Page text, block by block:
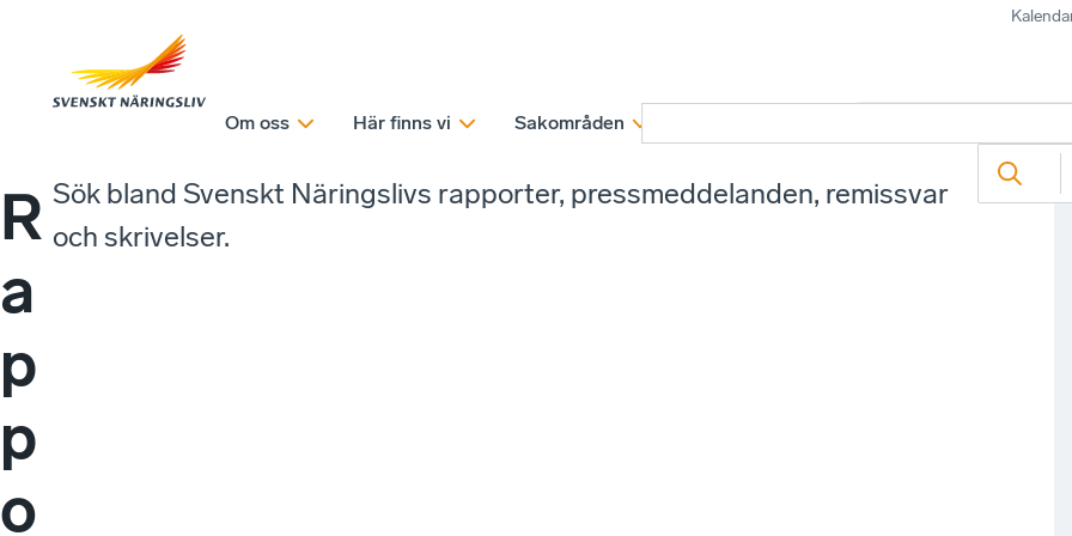
Om oss Här finns vi Sakområden
R
a
p
p
o
Sök bland Svenskt Näringslivs rapporter, pressmeddelanden, remissvar
och skrivelser.